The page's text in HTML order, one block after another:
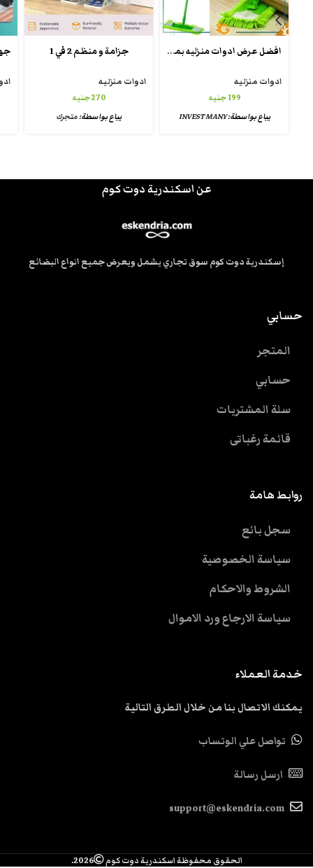
افضل عرض ادوات منزليه بمصر 🇪🇬
ادوات منزليه
199 جنيه
يباع بواسطة:INVEST MANY
جزامة و منظم 2 في 1
ادوات منزليه
270جنيه
يباع بواسطة:متجرك
عن اسكندرية دوت كوم
إسكندرية دوت كوم سوق تجاري يشمل ويعرض جميع انواع البضائع
حسابي
المتجر
حسابي
سلة المشتريات
قائمة رغباتى
روابط هامة
سجل بائع
سياسة الخصوصية
الشروط والاحكام
سياسة الارجاع ورد الاموال
خدمة العملاء
يمكنك الاتصال بنا من خلال الطرق التالية
تواصل علي الوتساب
ارسل رسالة
support@eskendria.com
الحقوق محفوظة اسكندرية دوت كوم 2026.